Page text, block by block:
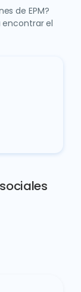
de EPM?
encontrar el